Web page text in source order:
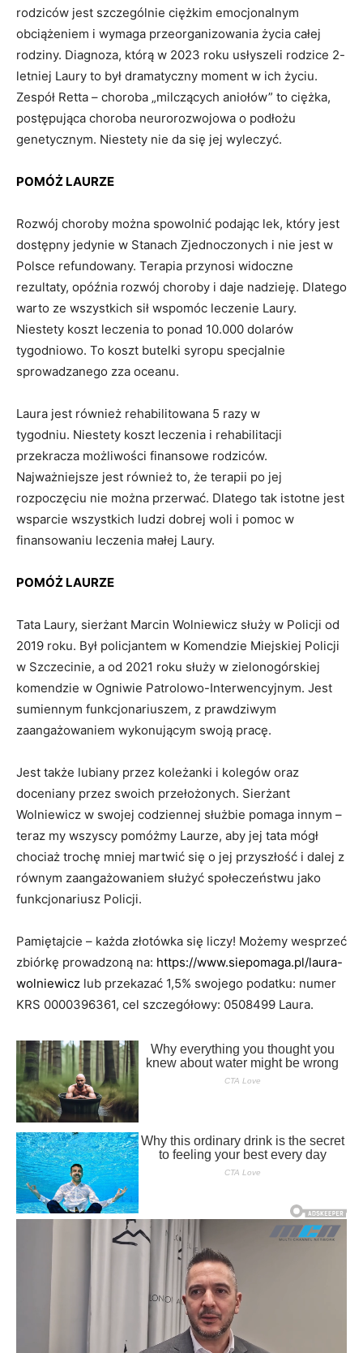
rodziców jest szczególnie ciężkim emocjonalnym
obciążeniem i wymaga przeorganizowania życia całej
rodziny. Diagnoza, którą w 2023 roku usłyszeli rodzice 2-
letniej Laury to był dramatyczny moment w ich życiu.
Zespół Retta – choroba „milczących aniołów” to ciężka,
postępująca choroba neurorozwojowa o podłożu
genetycznym. Niestety nie da się jej wyleczyć.
POMÓŻ LAURZE
Rozwój choroby można spowolnić podając lek, który jest
dostępny jedynie w Stanach Zjednoczonych i nie jest w
Polsce refundowany. Terapia przynosi widoczne
rezultaty, opóźnia rozwój choroby i daje nadzieję. Dlatego
warto ze wszystkich sił wspomóc leczenie Laury.
Niestety koszt leczenia to ponad 10.000 dolarów
tygodniowo. To koszt butelki syropu specjalnie
sprowadzanego zza oceanu.
Laura jest również rehabilitowana 5 razy w
tygodniu. Niestety koszt leczenia i rehabilitacji
przekracza możliwości finansowe rodziców.
Najważniejsze jest również to, że terapii po jej
rozpoczęciu nie można przerwać. Dlatego tak istotne jest
wsparcie wszystkich ludzi dobrej woli i pomoc w
finansowaniu leczenia małej Laury.
POMÓŻ LAURZE
Tata Laury, sierżant Marcin Wolniewicz służy w Policji od
2019 roku. Był policjantem w Komendzie Miejskiej Policji
w Szczecinie, a od 2021 roku służy w zielonogórskiej
komendzie w Ogniwie Patrolowo-Interwencyjnym. Jest
sumiennym funkcjonariuszem, z prawdziwym
zaangażowaniem wykonującym swoją pracę.
Jest także lubiany przez koleżanki i kolegów oraz
doceniany przez swoich przełożonych. Sierżant
Wolniewicz w swojej codziennej służbie pomaga innym –
teraz my wszyscy pomóżmy Laurze, aby jej tata mógł
chociaż trochę mniej martwić się o jej przyszłość i dalej z
równym zaangażowaniem służyć społeczeństwu jako
funkcjonariusz Policji.
Pamiętajcie – każda złotówka się liczy! Możemy wesprzeć
zbiórkę prowadzoną na: https://www.siepomaga.pl/laura-
wolniewicz lub przekazać 1,5% swojego podatku: numer
KRS 0000396361, cel szczegółowy: 0508499 Laura.